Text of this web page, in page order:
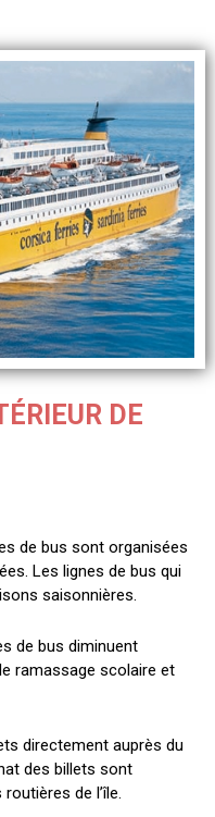
DE
de bus sont organisées
Les lignes de bus qui
saisonnières.
de bus diminuent
ramassage scolaire et
directement auprès du
des billets sont
de l’île.